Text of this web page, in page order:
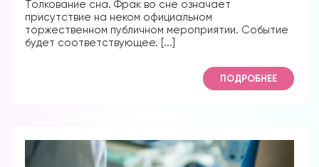
Толкование сна. Фрак во сне означает
присутствие на неком официальном
торжественном публичном мероприятии. Событие
будет соответствующее. [...]
ПОДРОБНЕЕ